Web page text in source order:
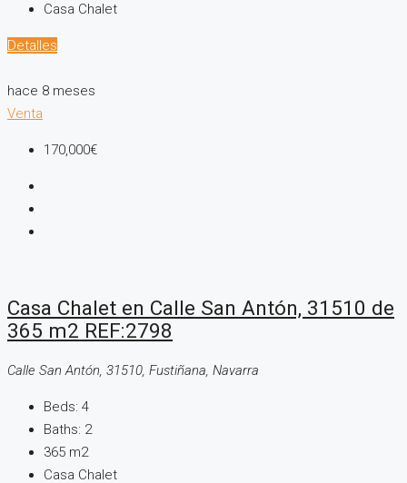
Casa Chalet
Detalles
hace 8 meses
Venta
170,000€
Casa Chalet en Calle San Antón, 31510 de
365 m2 REF:2798
Calle San Antón, 31510, Fustiñana, Navarra
Beds: 4
Baths: 2
365 m2
Casa Chalet